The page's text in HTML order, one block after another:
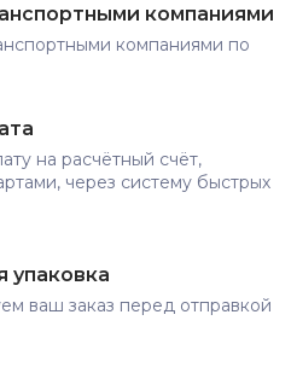
компаниями
компаниями по
на расчётный счёт,
через систему быстрых
упаковка
ваш заказ перед отправкой